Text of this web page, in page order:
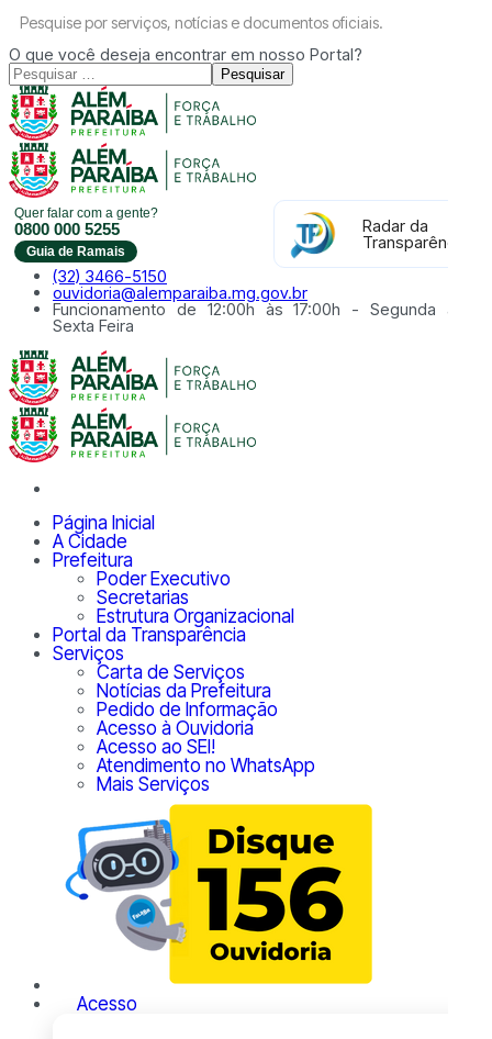
Pesquise por serviços, notícias e documentos oficiais.
O que você deseja encontrar em nosso Portal?
Pesquisar
Radar da
Transparência
Quer falar com a gente?
0800 000 5255
Guia de Ramais
(32) 3466-5150
ouvidoria@alemparaiba.mg.gov.br
Funcionamento de 12:00h às 17:00h - Segunda à
Sexta Feira
Página Inicial
A Cidade
Prefeitura
Poder Executivo
Secretarias
Estrutura Organizacional
Portal da Transparência
Serviços
Carta de Serviços
Notícias da Prefeitura
Pedido de Informação
Acesso à Ouvidoria
Acesso ao SEI!
Atendimento no WhatsApp
Mais Serviços
Acesso